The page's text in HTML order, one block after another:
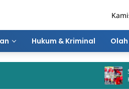
Hukum & Kriminal
Seru!